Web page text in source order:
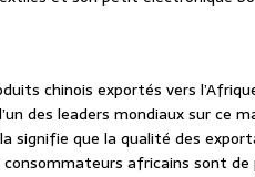
chinois exportés vers
des leaders mondiaux sur ce
signifie que la qualité des
africains sont de